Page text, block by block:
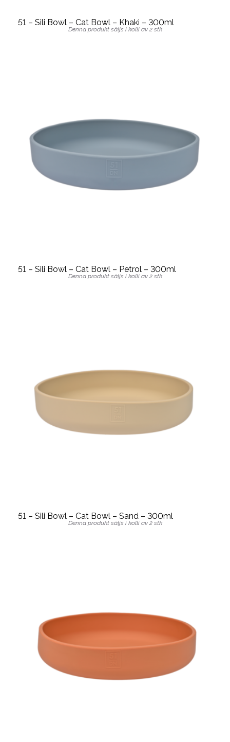
51 – Sili Bowl – Cat Bowl – Khaki – 300ml
Denna produkt säljs i kolli av 2 stk
51 – Sili Bowl – Cat Bowl – Petrol – 300ml
Denna produkt säljs i kolli av 2 stk
51 – Sili Bowl – Cat Bowl – Sand – 300ml
Denna produkt säljs i kolli av 2 stk